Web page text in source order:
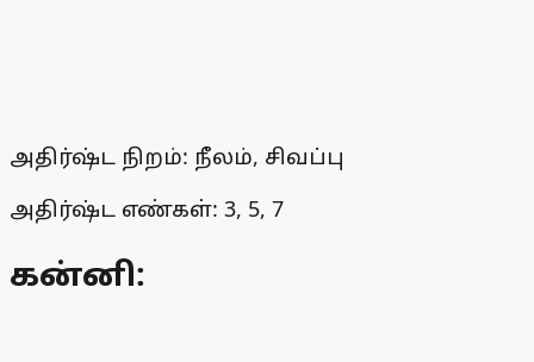
அதிர்ஷ்ட நிறம்: நீலம், சிவப்பு
அதிர்ஷ்ட எண்கள்: 3, 5, 7
கன்னி: